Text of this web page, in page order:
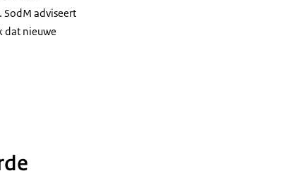
adviseert
dat nieuwe